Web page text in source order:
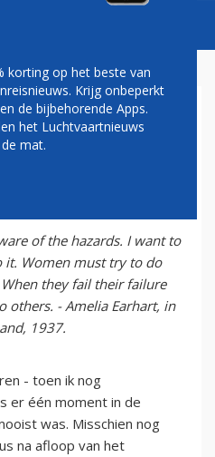
OVER
of the hazards. I want to
it. Women must try to do
they fail their failure
others. - Amelia Earhart, in
1937.
- toen ik nog
er één moment in de
was. Misschien nog
na afloop van het
korting op het beste van
Krijg onbeperkt
de bijbehorende Apps.
het Luchtvaartnieuws
mat.